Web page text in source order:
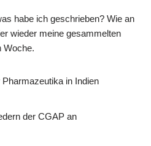
habe ich geschrieben? Wie an
wieder meine gesammelten
Woche.
in Indien
der CGAP an